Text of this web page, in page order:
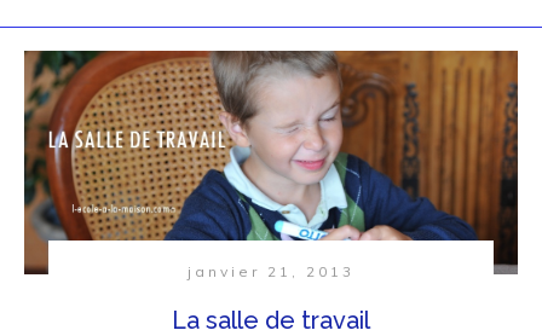
janvier 21, 2013
La salle de travail